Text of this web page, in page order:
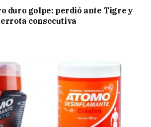
duro golpe: perdió ante Tigre y
consecutiva